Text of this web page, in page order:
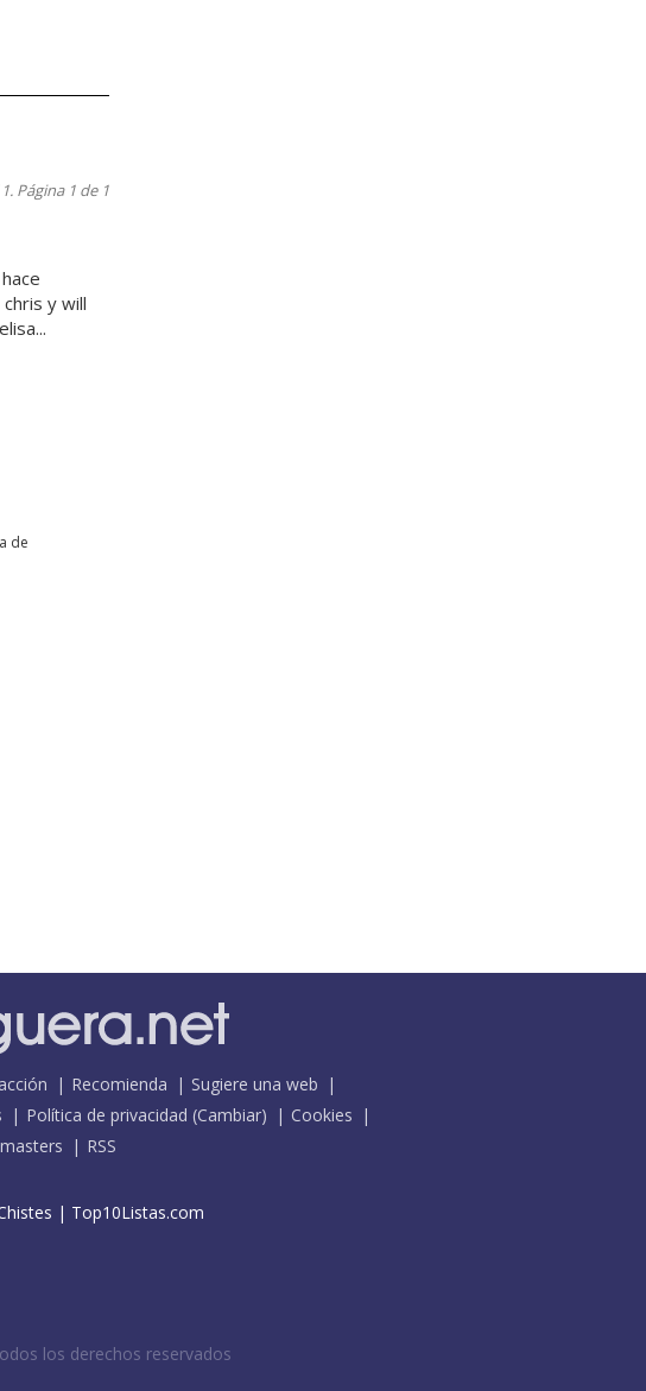
Página 1 de 1
y will
de
Recomienda
Sugiere una web
Política de privacidad (Cambiar)
Cookies
RSS
| Top10Listas.com
los derechos reservados